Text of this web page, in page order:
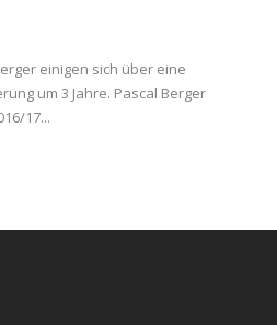
einigen sich über eine
um 3 Jahre. Pascal Berger
17...